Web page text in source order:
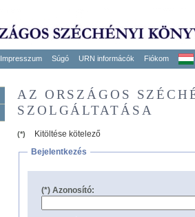
Impresszum Súgó URN informácók Fiókom
AZ ORSZÁGOS
SZOLGÁLTATÁSA
(*)
Kitöltése kötelező
Bejelentkezés
(*) Azonosító: